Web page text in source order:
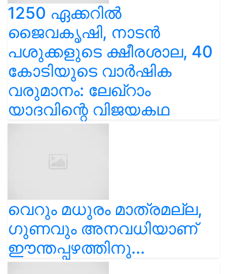
1250 ഏക്കറിൽ
ജൈവകൃഷി, നാടൻ
പശുക്കളുടെ ക്ഷീരശാല, 40
കോടിയുടെ വാർഷിക
വരുമാനം: ലേഖ്‌റാം
യാദവിന്റെ വിജയകഥ
വെറും മധുരം മാത്രമല്ല,
ഗുണവും അനവധിയാണ്
ഈന്തപ്പഴത്തിനു...